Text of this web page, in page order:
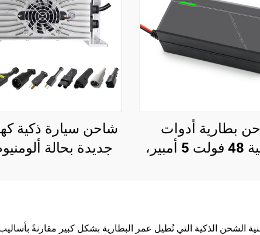
بطارية أدوات
كهربائية 48 فولت 5 أمبير،
فولت، 58.8 فولت، 58.4
شاحن سيارة ذكية
من خلال تقنية الشحن الذكية التي تُطيل عمر البطارية بشكل كبير